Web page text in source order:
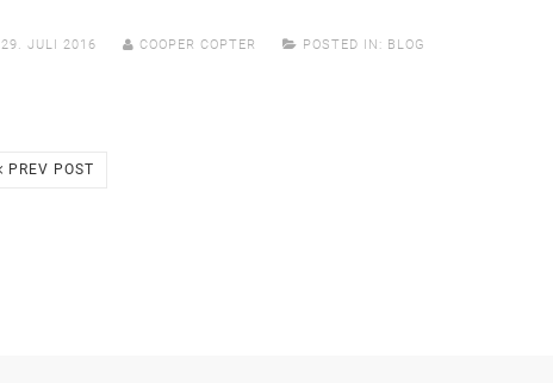
29. JULI 2016 COOPER COPTER POSTED IN: BLOG
PREV POST